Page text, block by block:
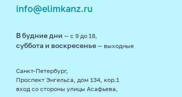
info@elimkanz.ru
В будние дни — с 9 до 18,
суббота и воскресенье — выходные
Санкт-Петербург,
Проспект Энгельса, дом 134, кор.1
вход со стороны улицы Асафьева,